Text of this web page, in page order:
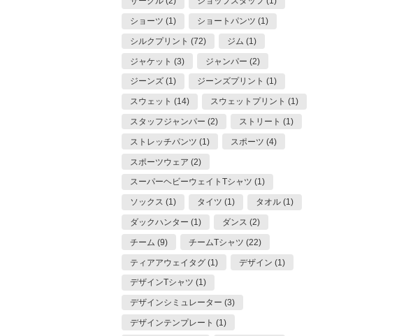
ショーツ (1) ショートパンツ (1)
シルクプリント (72) ジム (1)
ジャケット (3) ジャンパー (2)
ジーンズ (1) ジーンズプリント (1)
スウェット (14) スウェットプリント (1)
スタッフジャンパー (2) ストリート (1)
ストレッチパンツ (1) スポーツ (4)
スポーツウェア (2)
スーパーヘビーウェイトTシャツ (1)
ソックス (1) タイツ (1) タオル (1)
ダックハンター (1) ダンス (2)
チーム (9) チームTシャツ (22)
ティアアウェイタグ (1) デザイン (1)
デザインTシャツ (1)
デザインシミュレーター (3)
デザインテンプレート (1)